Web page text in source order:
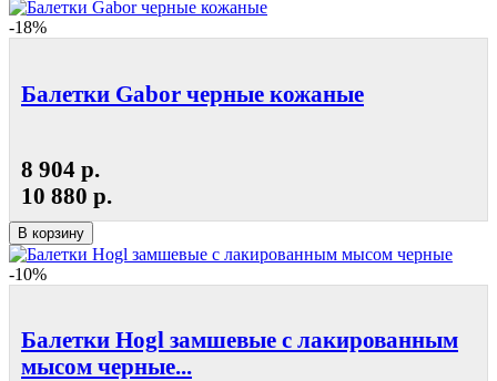
-18%
Балетки Gabor черные кожаные
8 904 р.
10 880 р.
В корзину
-10%
Балетки Hogl замшевые с лакированным
мысом черные...